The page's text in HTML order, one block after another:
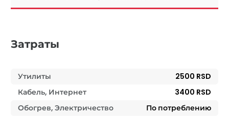
Затраты
Утилиты
2500 RSD
Кабель, Интернет
3400 RSD
Обогрев, Электричество
По потреблению